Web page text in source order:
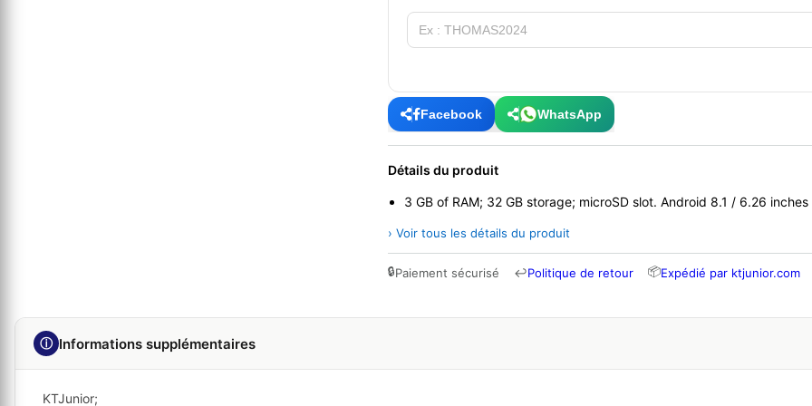
Facebook WhatsApp
Détails du produit
3 GB of RAM; 32 GB storage; microSD slot. Android 8.1 / 6.26 inches
› Voir tous les détails du produit
🔒Paiement sécurisé ↩Politique de retour 📦Expédié par ktjunior.com
ⓘ Informations supplémentaires
KTJunior;